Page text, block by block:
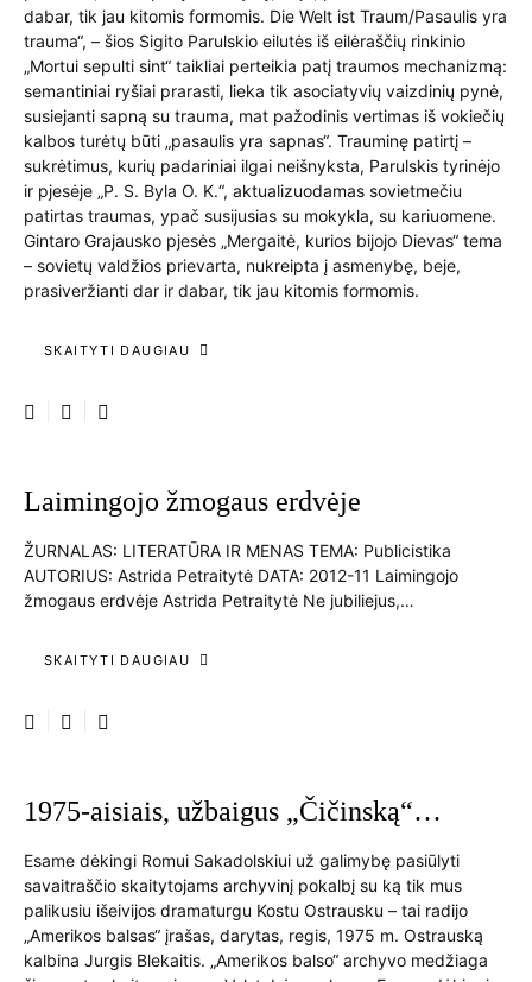
dabar, tik jau kitomis formomis. Die Welt ist Traum/Pasaulis yra
trauma“, – šios Sigito Parulskio eilutės iš eilėraščių rinkinio
„Mortui sepulti sint“ taikliai perteikia patį traumos mechanizmą:
semantiniai ryšiai prarasti, lieka tik asociatyvių vaizdinių pynė,
susiejanti sapną su trauma, mat pažodinis vertimas iš vokiečių
kalbos turėtų būti „pasaulis yra sapnas“. Trauminę patirtį –
sukrėtimus, kurių padariniai ilgai neišnyksta, Parulskis tyrinėjo
ir pjesėje „P. S. Byla O. K.“, aktualizuodamas sovietmečiu
patirtas traumas, ypač susijusias su mokykla, su kariuomene.
Gintaro Grajausko pjesės „Mergaitė, kurios bijojo Dievas“ tema
– sovietų valdžios prievarta, nukreipta į asmenybę, beje,
prasiveržianti dar ir dabar, tik jau kitomis formomis.
SKAITYTI DAUGIAU
Laimingojo žmogaus erdvėje
ŽURNALAS: LITERATŪRA IR MENAS TEMA: Publicistika
AUTORIUS: Astrida Petraitytė DATA: 2012-11 Laimingojo
žmogaus erdvėje Astrida Petraitytė Ne jubiliejus,…
SKAITYTI DAUGIAU
1975-aisiais, užbaigus „Čičinską“…
Esame dėkingi Romui Sakadolskiui už galimybę pasiūlyti
savaitraščio skaitytojams archyvinį pokalbį su ką tik mus
palikusiu išeivijos dramaturgu Kostu Ostrausku – tai radijo
„Amerikos balsas“ įrašas, darytas, regis, 1975 m. Ostrauską
kalbina Jurgis Blekaitis. „Amerikos balso“ archyvo medžiaga